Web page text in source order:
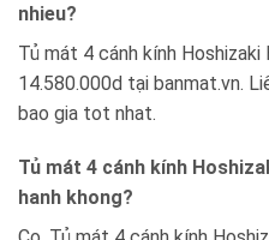
nhieu?
Tủ mát 4 cánh kính
14.580.000d tại banmat.vn.
bao gia tot nhat.
Tủ mát 4 cánh kính
hanh khong?